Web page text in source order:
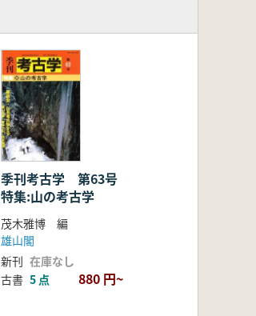
季刊考古学 第63号
特集:山の考古学
茂木雅博 編
雄山閣
新刊 在庫なし
古書 5 点 880 円~